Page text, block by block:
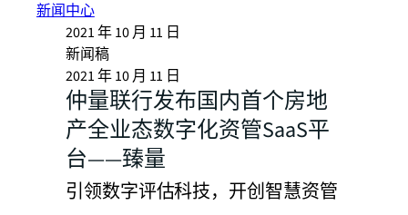
新闻中心
2021 年 10 月 11 日
新闻稿
2021 年 10 月 11 日
仲量联行发布国内首个房地
产全业态数字化资管SaaS平
台——臻量
引领数字评估科技，开创智慧资管